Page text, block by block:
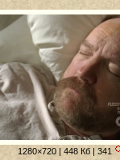
1280×720 | 448 Кб | 341